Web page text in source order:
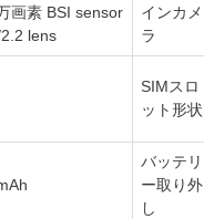
画素 BSI sensor
lens
インカメ
ラ
SIMスロ
ット形状
バッテリ
ー取り外
し